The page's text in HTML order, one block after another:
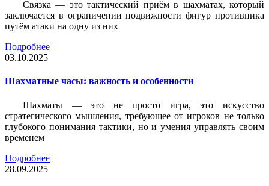
Связка — это тактический приём в шахматах, который
заключается в ограничении подвижности фигур противника
путём атаки на одну из них
Подробнее
03.10.2025
Шахматные часы: важность и особенности
Шахматы — это не просто игра, это искусство
стратегического мышления, требующее от игроков не только
глубокого понимания тактики, но и умения управлять своим
временем
Подробнее
28.09.2025